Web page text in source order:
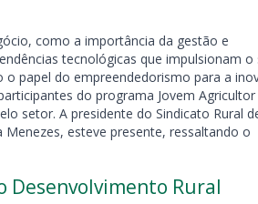
como a importância da gestão e
tecnológicas que impulsionam o
o papel do empreendedorismo para a
do programa Jovem Agricultor
setor. A presidente do Sindicato Rural
esteve presente, ressaltando o
Desenvolvimento Rural